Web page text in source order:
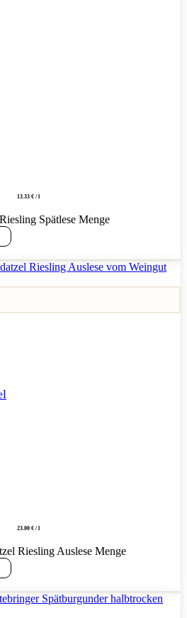
13.33 € / l
Spätlese Menge
23.00 € / l
Riesling Auslese Menge